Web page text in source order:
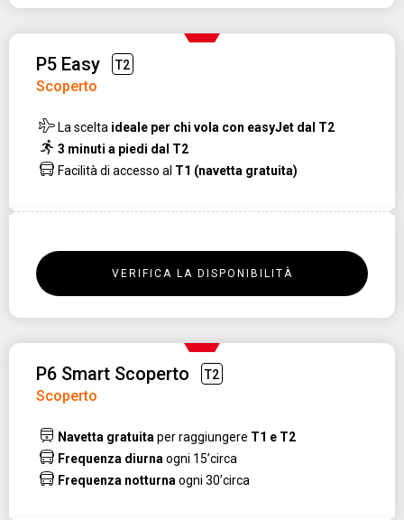
P5 Easy T2
Scoperto
La scelta ideale per chi vola con easyJet dal T2
3 minuti a piedi dal T2
Facilità di accesso al T1 (navetta gratuita)
VERIFICA LA DISPONIBILITÀ
P6 Smart Scoperto T2
Scoperto
Navetta gratuita per raggiungere T1 e T2
Frequenza diurna ogni 15’circa
Frequenza notturna ogni 30’circa